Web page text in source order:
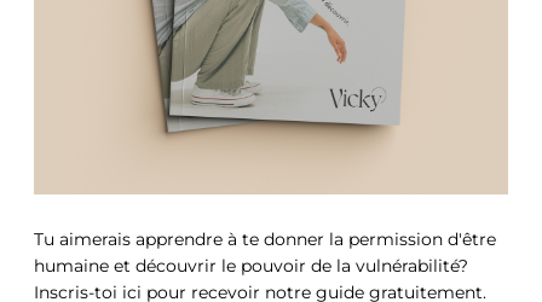
Tu aimerais apprendre à te donner la permission d'être
humaine et découvrir le pouvoir de la vulnérabilité?
Inscris-toi ici pour recevoir notre guide gratuitement.